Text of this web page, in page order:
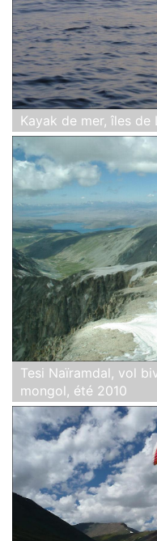
Kayak de mer, îles de
Tesi Naïramdal, vol
mongol, été 2010